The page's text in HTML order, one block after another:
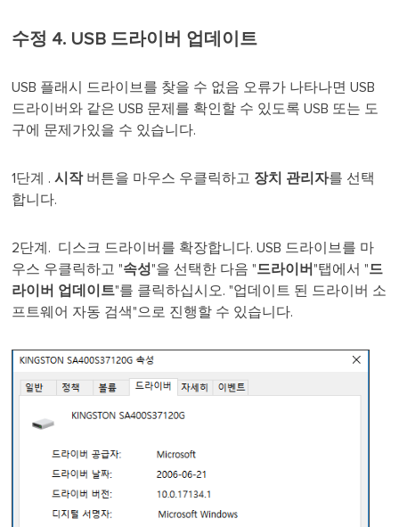
수정 4. USB 드라이버 업데이트
USB 플래시 드라이브를 찾을 수 없음 오류가 나타나면 USB
드라이버와 같은 USB 문제를 확인할 수 있도록 USB 또는 도
구에 문제가있을 수 있습니다.
1단계 .시작버튼을 마우스 우클릭하고 장치 관리자를 선택
합니다.
2단계. 디스크 드라이버를 확장합니다. USB 드라이브를 마
우스 우클릭하고 "속성"을 선택한 다음 "드라이버"탭에서 "드
라이버 업데이트"를 클릭하십시오. "업데이트 된 드라이버 소
프트웨어 자동 검색"으로 진행할 수 있습니다.